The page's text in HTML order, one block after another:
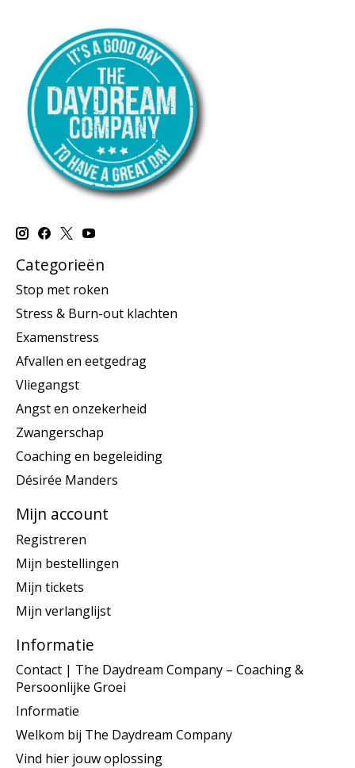
Categorieën
Stop met roken
Stress & Burn-out klachten
Examenstress
Afvallen en eetgedrag
Vliegangst
Angst en onzekerheid
Zwangerschap
Coaching en begeleiding
Désirée Manders
Mijn account
Registreren
Mijn bestellingen
Mijn tickets
Mijn verlanglijst
Informatie
Contact | The Daydream Company – Coaching &
Persoonlijke Groei
Informatie
Welkom bij The Daydream Company
Vind hier jouw oplossing